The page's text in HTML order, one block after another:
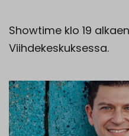
Showtime klo 19
Viihdekeskuksessa.